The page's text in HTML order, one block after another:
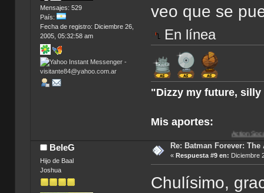
Mensajes: 529
País:
Fecha de registro: Diciembre 26,
2005, 05:32:58 am
veo que se
En línea
"Dizzy my future, silly
Mis aportes:
Action Soccer [Imagen
BeleG
Hijo de Baal
Joshua
Re: Batman Forever: The
« Respuesta #9 en: Diciembre
Chulísimo,